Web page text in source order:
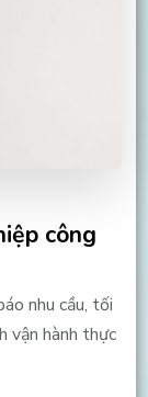
công
nhu cầu, tối
vận hành thực